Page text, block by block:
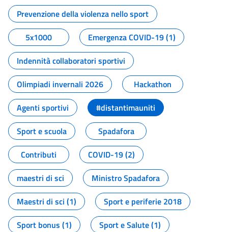
Tutti i contenuti della pagina
Prevenzione della violenza nello sport
5x1000
Emergenza COVID-19 (1)
Indennità collaboratori sportivi
Olimpiadi invernali 2026
Hackathon
Agenti sportivi
#distantimauniti
Sport e scuola
Spadafora
Contributi
COVID-19 (2)
maestri di sci
Ministro Spadafora
Maestri di sci (1)
Sport e periferie 2018
Sport bonus (1)
Sport e Salute (1)